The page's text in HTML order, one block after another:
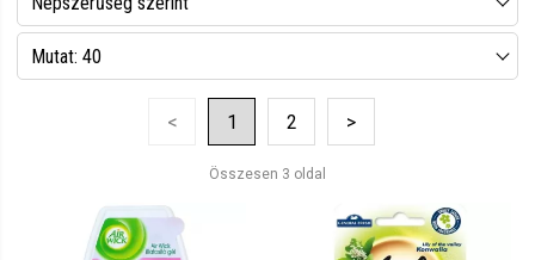
Név szerint csökkenő
Mutat: 40
< 1 2 >
Összesen 3 oldal